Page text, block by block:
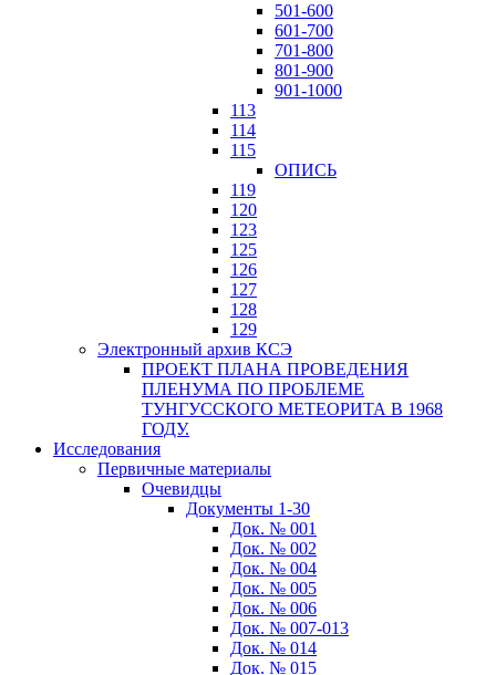
501-600
601-700
701-800
801-900
901-1000
113
114
115
ОПИСЬ
119
120
123
125
126
127
128
129
Электронный архив КСЭ
ПРОЕКТ ПЛАНА ПРОВЕДЕНИЯ
ПЛЕНУМА ПО ПРОБЛЕМЕ
ТУНГУССКОГО МЕТЕОРИТА В 1968
ГОДУ.
Исследования
Первичные материалы
Очевидцы
Документы 1-30
Док. № 001
Док. № 002
Док. № 004
Док. № 005
Док. № 006
Док. № 007-013
Док. № 014
Док. № 015